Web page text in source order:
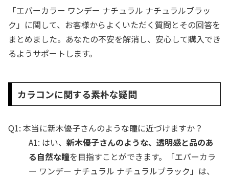
「エバーカラー ワンデー ナチュラル ナチュラルブラッ
ク」に関して、お客様からよくいただく質問とその回答を
まとめました。あなたの不安を解消し、安心して購入でき
るようサポートします。
カラコンに関する素朴な疑問
Q1: 本当に新木優子さんのような瞳に近づけますか？
A1: はい、 新木優子さんのような、透明感と品のあ
る自然な瞳を目指すことができます。「エバーカラ
ー ワンデー ナチュラル ナチュラルブラック」は、